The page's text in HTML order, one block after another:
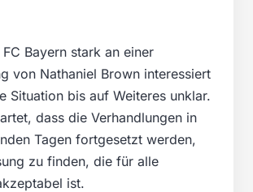
Bayern stark an einer
von Nathaniel Brown interessiert
Situation bis auf Weiteres unklar.
dass die Verhandlungen in
Tagen fortgesetzt werden,
zu finden, die für alle
ist.